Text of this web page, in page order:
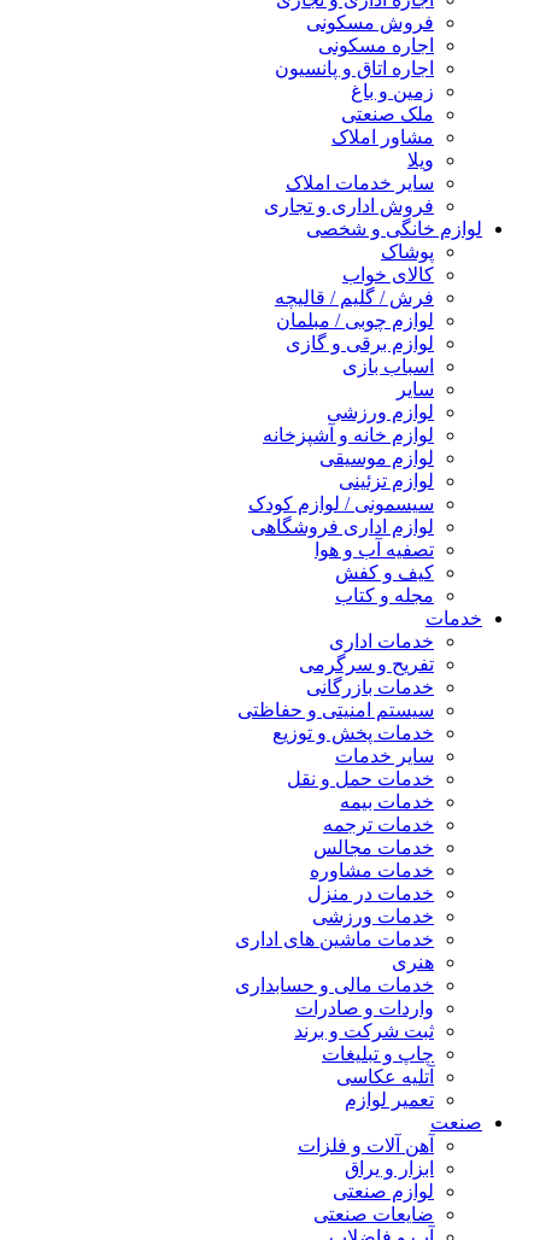
فروش مسکونی
اجاره مسکونی
اجاره اتاق و پانسیون
زمین و باغ
ملک صنعتی
مشاور املاک
ویلا
سایر خدمات املاک
فروش اداری و تجاری
لوازم خانگی و شخصی
پوشاک
کالای خواب
فرش / گلیم / قالیچه
لوازم چوبی / مبلمان
لوازم برقی و گازی
اسباب بازی
سایر
لوازم ورزشی
لوازم خانه و آشپزخانه
لوازم موسیقی
لوازم تزئینی
سیسمونی / لوازم کودک
لوازم اداری فروشگاهی
تصفیه آب و هوا
کیف و کفش
مجله و کتاب
خدمات
خدمات اداری
تفریح و سرگرمی
خدمات بازرگانی
سیستم امنیتی و حفاظتی
خدمات پخش و توزیع
سایر خدمات
خدمات حمل و نقل
خدمات بیمه
خدمات ترجمه
خدمات مجالس
خدمات مشاوره
خدمات در منزل
خدمات ورزشی
خدمات ماشین های اداری
هنری
خدمات مالی و حسابداری
واردات و صادرات
ثبت شرکت و برند
چاپ و تبلیغات
آتلیه عکاسی
تعمیر لوازم
صنعت
آهن آلات و فلزات
ابزار و یراق
لوازم صنعتی
ضایعات صنعتی